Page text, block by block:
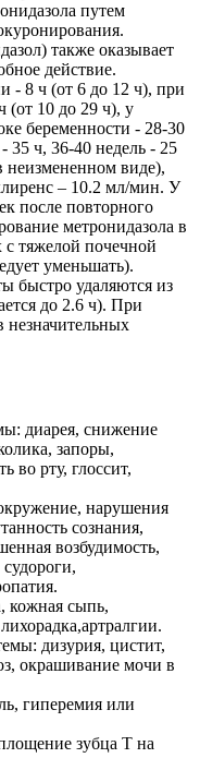
путем
также оказывает
действие.
- 8 ч (от 6 до 12 ч), при
(от 10 до 29 ч), у
беременности - 28-30
35 ч, 36-40 недель - 25
неизмененном виде),
– 10.2 мл/мин. У
после повторного
метронидазола в
тяжелой почечной
уменьшать).
быстро удаляются из
до 2.6 ч). При
незначительных
диарея, снижение
запоры,
во рту, глоссит,
нарушения
сознания,
возбудимость,
кожная сыпь,
дизурия, цистит,
окрашивание мочи в
гиперемия или
зубца Т на